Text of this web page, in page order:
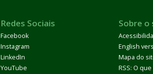
Redes Sociais
Facebook
Instagram
LinkedIn
YouTube
Sobre o
English
Mapa do
RSS: O que